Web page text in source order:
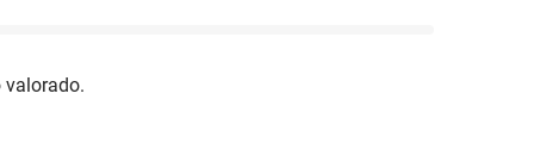
valorado.